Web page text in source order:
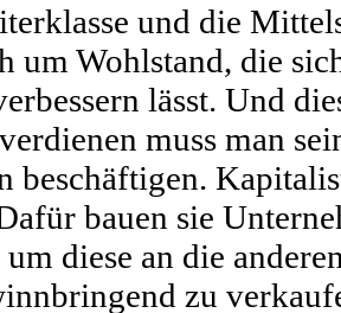
und die
um Wohlstand, die
lässt. Und
muss man
beschäftigen.
bauen sie
diese an die
zu